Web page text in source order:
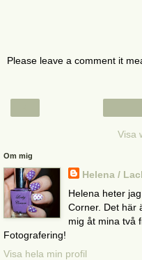
Please leave a comment it
Visa
Om mig
Helena /
Helena heter
Corner. Det här
mig åt mina två
Fotografering!
Visa hela min profil